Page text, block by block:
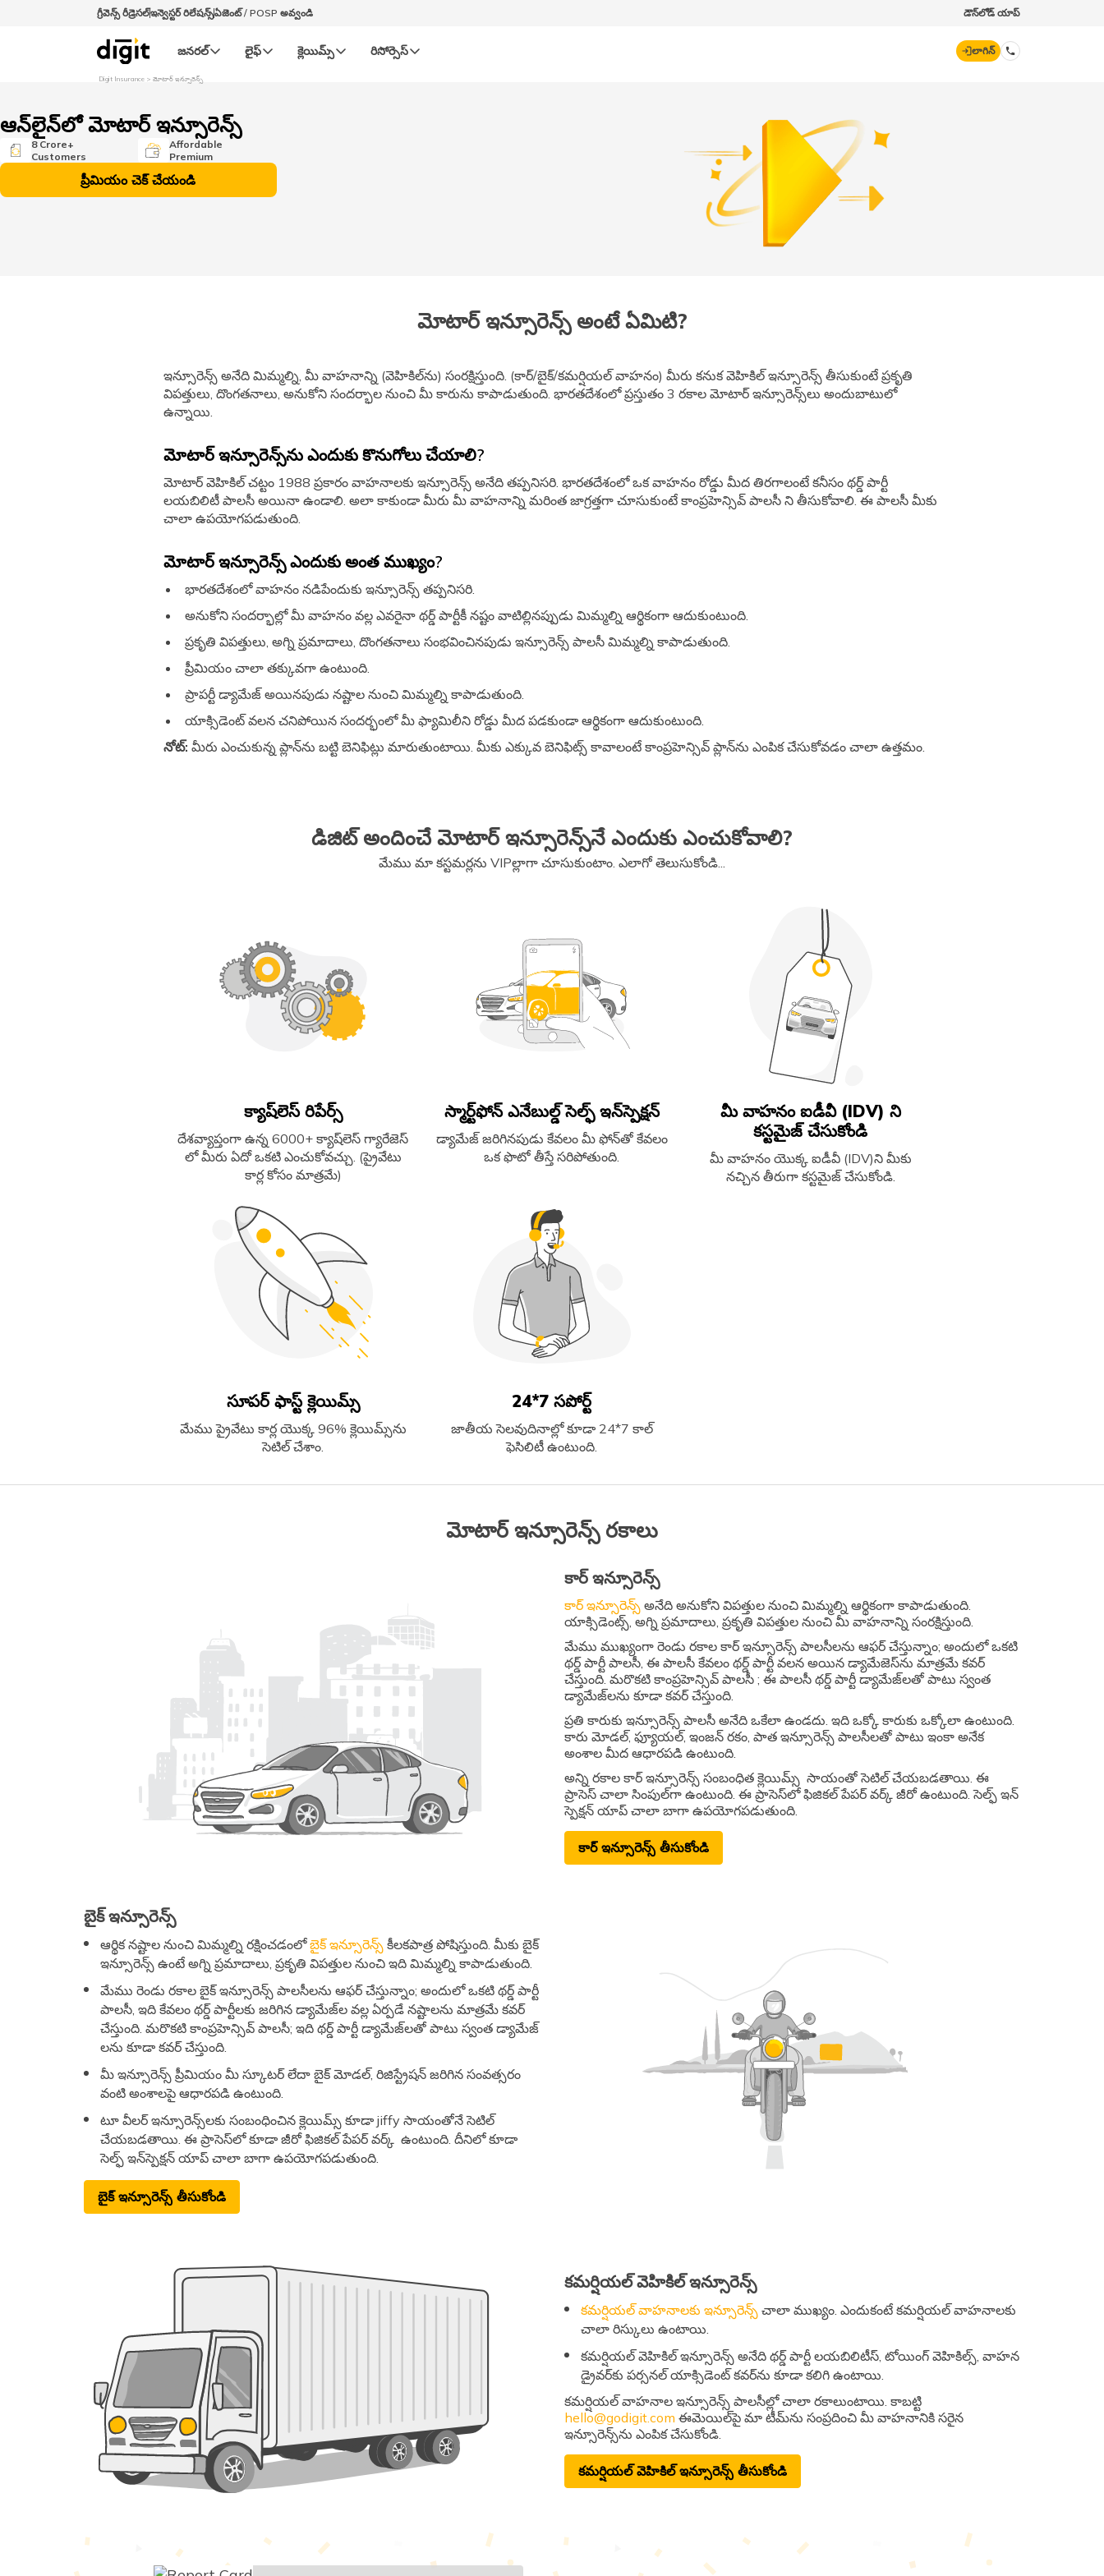
గ్రీవెన్స్ రీడ్రెసల్‌ఇన్వెస్టర్ రిలేషన్స్ఏజెంట్ / POSP అవ్వండి డౌన్‌లోడ్ యాప్
జనరల్‌ లైఫ్‌ క్లెయిమ్స్‌ రిసోర్సెస్‌ లాగిన్
Digit Insurance మోటార్​ ఇన్సూరెన్స్
ఆన్​లైన్​లో మోటార్​ ఇన్సూరెన్స్
8 Crore+
Customers
Affordable
Premium
ప్రీమియం చెక్ చేయండి
మోటార్​ ఇన్సూరెన్స్​ అంటే ఏమిటి?
ఇన్సూరెన్స్​ అనేది మిమ్మల్ని, మీ వాహనాన్ని (వెహికిల్​ను) సంరక్షిస్తుంది. (కార్​/బైక్​/కమర్షియల్​ వాహనం​) మీరు కనుక వెహికిల్​ ఇన్సూరెన్స్​ తీసుకుంటే ప్రకృతి
విపత్తులు, దొంగతనాలు, అనుకోని సందర్భాల నుంచి మీ కారును కాపాడుతుంది. భారతదేశంలో ప్రస్తుతం 3 రకాల మోటార్​ ఇన్సూరెన్స్​లు అందుబాటులో
ఉన్నాయి.
మోటార్​ ఇన్సూరెన్స్​ను ఎందుకు కొనుగోలు చేయాలి?
మోటార్​ వెహికిల్​ చట్టం 1988 ప్రకారం వాహనాలకు ఇన్సూరెన్స్​ అనేది తప్పనిసరి. భారతదేశంలో ఒక వాహనం రోడ్డు మీద తిరగాలంటే కనీసం థర్డ్​ పార్టీ
లయబిలిటీ పాలసీ అయినా ఉండాలి. అలా కాకుండా మీరు మీ వాహనాన్ని మరింత జాగ్రత్తగా చూసుకుంటే కాంప్రహెన్సివ్​ పాలసీ ని తీసుకోవాలి. ఈ పాలసీ మీకు
చాలా ఉపయోగపడుతుంది.
మోటార్​ ఇన్సూరెన్స్​ ఎందుకు అంత ముఖ్యం​?
భారతదేశంలో వాహనం నడిపేందుకు ఇన్సూరెన్స్​ తప్పనిసరి.
అనుకోని సందర్భాల్లో మీ వాహనం వల్ల ఎవరైనా థర్డ్​ పార్టీకీ నష్టం వాటిల్లినప్పుడు మిమ్మల్ని ఆర్థికంగా ఆదుకుంటుంది.
ప్రకృతి విపత్తులు, అగ్ని ప్రమాదాలు, దొంగతనాలు సంభవించినపుడు ఇన్సూరెన్స్​ పాలసీ మిమ్మల్ని కాపాడుతుంది.
ప్రీమియం చాలా తక్కువగా ఉంటుంది.
ప్రాపర్టీ డ్యామేజ్​ అయినపుడు నష్టాల నుంచి మిమ్మల్ని కాపాడుతుంది.
యాక్సిడెంట్​ వలన చనిపోయిన సందర్భంలో మీ ఫ్యామిలీని రోడ్డు మీద పడకుండా ఆర్థికంగా ఆదుకుంటుంది.
నోట్​:మీరు ఎంచుకున్న ప్లాన్​ను బట్టి బెనిఫిట్లు మారుతుంటాయి. మీకు ఎక్కువ బెనిఫిట్స్​ కావాలంటే కాంప్రహెన్సివ్​ ప్లాన్​ను ఎంపిక చేసుకోవడం చాలా ఉత్తమం.
డిజిట్ అందించే మోటార్​ ఇన్సూరెన్స్​నే ఎందుకు ఎంచుకోవాలి?
మేము మా కస్టమర్లను VIPల్లాగా చూసుకుంటాం. ఎలాగో తెలుసుకోండి...
క్యాష్​లెస్​ రిపేర్స్​
దేశవ్యాప్తంగా ఉన్న 6000+ క్యాష్​లెస్​ గ్యారేజెస్​
లో మీరు ఏదో ఒకటి ఎంచుకోవచ్చు. (ప్రైవేటు
కార్ల కోసం మాత్రమే)
స్మార్ట్​ఫోన్​ ఎనేబుల్డ్​​ సెల్ఫ్​ ఇన్​స్పెక్షన్​
డ్యామేజ్​ జరిగినపుడు కేవలం మీ ఫోన్​తో కేవలం
ఒక ఫొటో తీస్తే సరిపోతుంది.
మీ వాహనం ఐడీవీ (IDV) ని
కస్టమైజ్​ చేసుకోండి
మీ వాహనం యొక్క ఐడీవీ (IDV)ని మీకు
నచ్చిన తీరుగా కస్టమైజ్​ చేసుకోండి.
సూపర్​ ఫాస్ట్​ క్లెయిమ్స్
మేము ప్రైవేటు కార్ల యొక్క 96% క్లెయిమ్స్​ను
సెటిల్​ చేశాం.
24*7 సపోర్ట్​
జాతీయ సెలవుదినాల్లో కూడా 24*7 కాల్​
ఫెసిలిటీ ఉంటుంది.
మోటార్​ ఇన్సూరెన్స్​ రకాలు​
కార్​ ఇన్సూరెన్స్​
కార్​ ఇన్సూరెన్స్​ అనేది అనుకోని విపత్తుల నుంచి మిమ్మల్ని ఆర్థికంగా కాపాడుతుంది.
యాక్సిడెంట్స్​, అగ్ని ప్రమాదాలు, ప్రకృతి విపత్తుల నుంచి మీ వాహనాన్ని సంరక్షిస్తుంది.
మేము ముఖ్యంగా రెండు రకాల కార్​ ఇన్సూరెన్స్​ పాలసీలను ఆఫర్​ చేస్తున్నాం; అందులో ఒకటి
థర్డ్​ పార్టీ పాలసీ, ఈ పాలసీ కేవలం థర్డ్​ పార్టీ వలన అయిన డ్యామేజెస్​ను మాత్రమే కవర్​
చేస్తుంది. మరొకటి కాంప్రహెన్సివ్​ పాలసీ ; ఈ పాలసీ థర్డ్​ పార్టీ డ్యామేజ్​ల​తో పాటు స్వంత
డ్యామేజ్​ల​ను కూడా కవర్​ చేస్తుంది.
ప్రతి కారుకు ఇన్సూరెన్స్​ పాలసీ అనేది ఒకేలా ఉండదు. ఇది ఒక్కో కారుకు ఒక్కోలా ఉంటుంది.
కారు మోడల్​, ఫ్యూయల్​, ఇంజన్​ రకం, పాత ఇన్సూరెన్స్​ పాలసీలతో పాటు ఇంకా అనేక
అంశాల మీద ఆధారపడి ఉంటుంది.
అన్ని రకాల కార్​ ఇన్సూరెన్స్​ సంబంధిత క్లెయిమ్స్​ సాయంతో సెటిల్​ చేయబడతాయి. ఈ
ప్రాసెస్ చాలా సింపుల్​గా ఉంటుంది. ఈ ప్రాసెస్​లో ఫిజికల్​ పేపర్​ వర్క్​ జీరో ఉంటుంది. సెల్ఫ్​ ఇన్​
స్పెక్షన్​ యాప్​ చాలా బాగా ఉపయోగపడుతుంది.
కార్​ ఇన్సూరెన్స్​ తీసుకోండి
బైక్​ ఇన్సూరెన్స్​
ఆర్థిక నష్టాల నుంచి మిమ్మల్ని రక్షించడంలోబైక్​ ఇన్సూరెన్స్​ కీలకపాత్ర పోషిస్తుంది. మీకు బైక్​
ఇన్సూరెన్స్​ ఉంటే అగ్ని ప్రమాదాలు, ప్రకృతి విపత్తుల నుంచి ఇది మిమ్మల్ని కాపాడుతుంది.
మేము రెండు రకాల బైక్​ ఇన్సూరెన్స్​ పాలసీలను ఆఫర్​ చేస్తున్నాం; అందులో ఒకటి థర్డ్​ పార్టీ
పాలసీ, ఇది కేవలం థర్డ్​ పార్టీలకు జరిగిన డ్యామేజ్​ల​ వల్ల ఏర్పడే నష్టాలను మాత్రమే కవర్​
చేస్తుంది. మరొకటి కాంప్రహెన్సివ్​ పాలసీ; ఇది థర్డ్​ పార్టీ డ్యామేజ్​ల​తో పాటు స్వంత​ డ్యామేజ్​
ల​ను కూడా కవర్​ చేస్తుంది.
మీ ఇన్సూరెన్స్​ ప్రీమియం మీ స్కూటర్​ లేదా బైక్​ మోడల్​, రిజిస్ట్రేషన్​ జరిగిన సంవత్సరం
వంటి అంశాలపై ఆధారపడి ఉంటుంది.
టూ వీలర్​ ఇన్సూరెన్స్​లకు సంబంధించిన క్లెయిమ్స్​ కూడా jiffy సాయంతోనే సెటిల్​
చేయబడతాయి. ఈ ప్రాసెస్​లో కూడా జీరో ఫిజికల్​ పేపర్​ వర్క్​ ​ ఉంటుంది. దీనిలో కూడా
సెల్ఫ్​ ఇన్​స్పెక్షన్​ యాప్​ చాలా బాగా ఉపయోగపడుతుంది.
బైక్​ ఇన్సూరెన్స్​ తీసుకోండి
కమర్షియల్​ వెహికిల్​ ఇన్సూరెన్స్​
కమర్షియల్​ వాహనాల​కు ఇన్సూరెన్స్​ చాలా ముఖ్యం. ఎందుకంటే కమర్షియల్​ వాహనాలకు
చాలా రిస్కులు ఉంటాయి.
కమర్షియల్​ వెహికిల్​ ఇన్సూరెన్స్​ అనేది థర్డ్​ పార్టీ లయబిలిటీస్​, టోయింగ్​ వెహికిల్స్​, వాహన
డ్రైవర్​కు పర్సనల్​ యాక్సిడెంట్​ కవర్​ను కూడా కలిగి ఉంటాయి.
కమర్షియల్​ వాహనాల ఇన్సూరెన్స్​ పాలసీల్లో చాలా రకాలుంటాయి. కాబట్టి
hello@godigit.com ఈమెయిల్​పై మా టీమ్​ను సంప్రదించి మీ వాహనానికి సరైన
ఇన్సూరెన్స్​ను ఎంపిక చేసుకోండి.
కమర్షియల్​ వెహికిల్​ ఇన్సూరెన్స్​ తీసుకోండి